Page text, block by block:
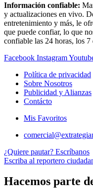
Información confiable:
y actualizaciones en vivo.
entretenimiento y más, le
que puede confiar, lo que
confiable las 24 horas, los 7
Facebook Instagram
Política de privacidad
Sobre Nosotros
Publicidad y Alianzas
Contácto
Mis Favoritos
¿Quiere pautar? Escríbanos
Escriba al reportero
Hacemos parte